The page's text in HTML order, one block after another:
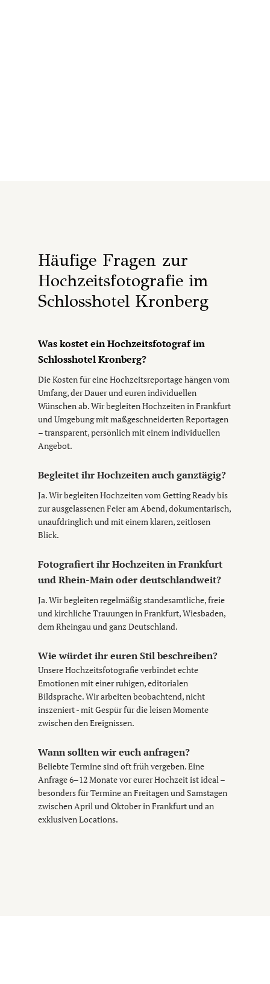
Häufige Fragen zur
Hochzeitsfotografie im
Schlosshotel Kronberg
Was kostet ein Hochzeitsfotograf im
Schlosshotel Kronberg?
Die Kosten für eine Hochzeitsreportage hängen vom
Umfang, der Dauer und euren individuellen
Wünschen ab. Wir begleiten Hochzeiten in Frankfurt
und Umgebung mit maßgeschneiderten Reportagen
– transparent, persönlich mit einem individuellen
Angebot.
Begleitet ihr Hochzeiten auch ganztägig?
Ja. Wir begleiten Hochzeiten vom Getting Ready bis
zur ausgelassenen Feier am Abend, dokumentarisch,
unaufdringlich und mit einem klaren, zeitlosen
Blick.
Fotografiert ihr Hochzeiten in Frankfurt
und Rhein-Main oder deutschlandweit?
Ja. Wir begleiten regelmäßig standesamtliche, freie
und kirchliche Trauungen in Frankfurt, Wiesbaden,
dem Rheingau und ganz Deutschland.
Wie würdet ihr euren Stil beschreiben?
Unsere Hochzeitsfotografie verbindet echte
Emotionen mit einer ruhigen, editorialen
Bildsprache. Wir arbeiten beobachtend, nicht
inszeniert - mit Gespür für die leisen Momente
zwischen den Ereignissen.
Wann sollten wir euch anfragen?
Beliebte Termine sind oft früh vergeben. Eine
Anfrage 6–12 Monate vor eurer Hochzeit ist ideal –
besonders für Termine an Freitagen und Samstagen
zwischen April und Oktober in Frankfurt und an
exklusiven Locations.